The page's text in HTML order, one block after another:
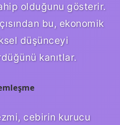
olduğunu gösterir.
bu, ekonomik
düşünceyi
kanıtlar.
cebirin kurucu